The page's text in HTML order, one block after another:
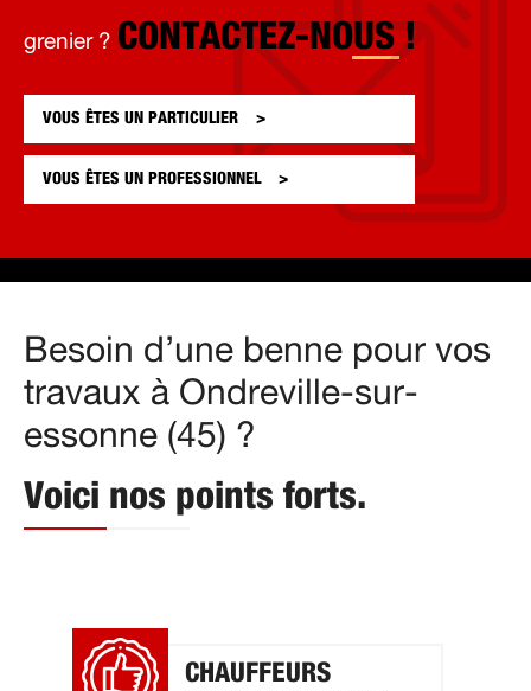
grenier ? CONTACTEZ-NOUS !
VOUS ÊTES UN PARTICULIER
VOUS ÊTES UN PROFESSIONNEL
Besoin d’une benne pour vos
travaux à Ondreville-sur-
essonne (45) ?
Voici nos points forts.
CHAUFFEURS